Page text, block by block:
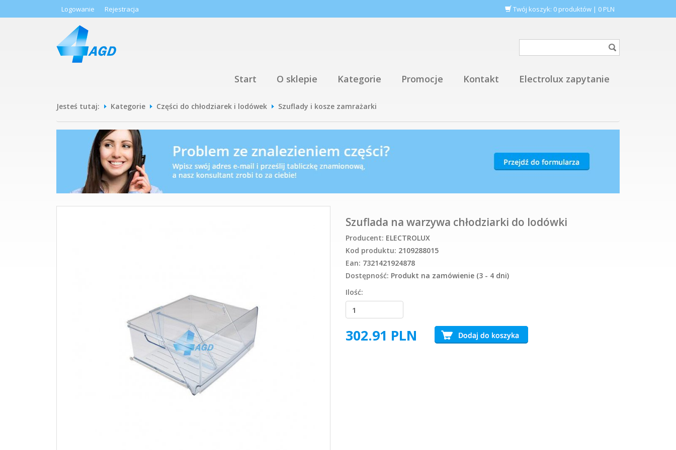
Logowanie Rejestracja Twój koszyk: 0 produktów | 0 PLN
Start O sklepie Kategorie Promocje Kontakt Electrolux zapytanie
Jesteś tutaj: Kategorie Części do chłodziarek i lodówek Szuflady i kosze zamrażarki
Szuflada na warzywa chłodziarki do lodówki
Producent: ELECTROLUX
Kod produktu: 2109288015
Ean: 7321421924878
Dostępność: Produkt na zamówienie (3 - 4 dni)
Ilość:
302.91 PLN